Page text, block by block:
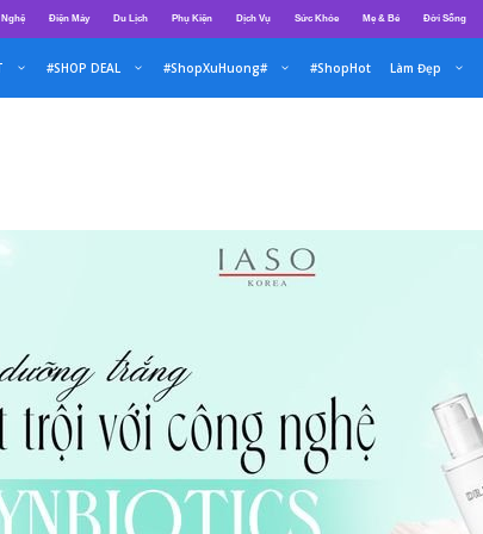
Điện Máy Du Lịch Phụ Kiện Dịch Vụ Sức Khỏe Mẹ & Bé Đời Sống
#SHOP DEAL #ShopXuHuong# #ShopHot Làm Đẹp